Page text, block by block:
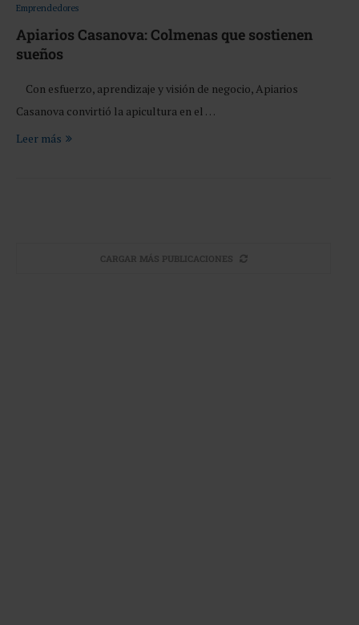
Emprendedores
Apiarios Casanova: Colmenas que sostienen
sueños
Con esfuerzo, aprendizaje y visión de negocio, Apiarios
Casanova convirtió la apicultura en el …
Leer más
CARGAR MÁS PUBLICACIONES